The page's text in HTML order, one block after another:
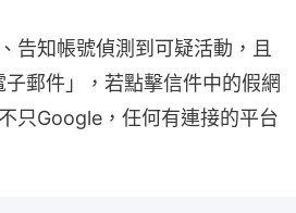
告知帳號偵測到可疑活動，且
子郵件」，若點擊信件中的假網
只Google，任何有連接的平台